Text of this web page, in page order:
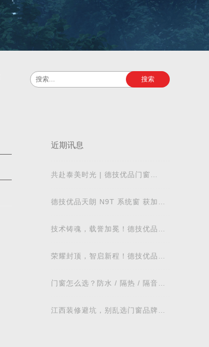
搜索
近期讯息
共赴泰美时光 | 德技优品门窗
德技优品天朗 N9T 系统窗 获加拿
技术铸魂，载誉加冕！德技优品门
荣耀封顶，智启新程！德技优品门
标杆
门窗怎么选？防水 / 隔热 / 隔音需
业
江西装修避坑，别乱选门窗品牌，